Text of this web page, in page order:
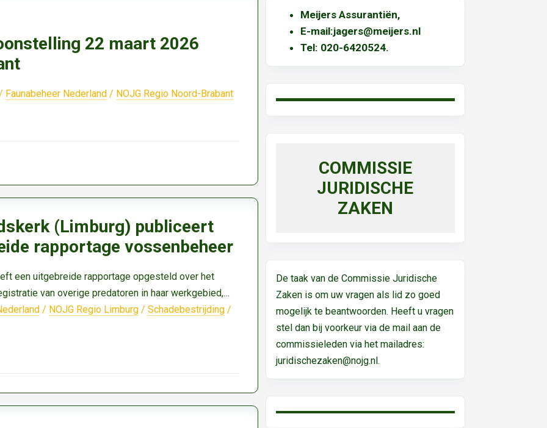
22 maart 2026
/ Faunabeheer Nederland / NOJG Regio Noord-Brabant
(Limburg) publiceert
rapportage vossenbeheer
een uitgebreide rapportage opgesteld over het
van overige predatoren in haar werkgebied,…
/ NOJG Regio Limburg /Schadebestrijding /
Meijers Assurantiën,
E-mail:jagers@meijers.nl
Tel: 020-6420524.
COMMISSIE
JURIDISCHE
ZAKEN
De taak van de Commissie Juridische
Zaken is om uw vragen als lid zo goed
mogelijk te beantwoorden. Heeft u vragen
stel dan bij voorkeur via de mail aan de
commissieleden via het mailadres:
juridischezaken@nojg.nl.